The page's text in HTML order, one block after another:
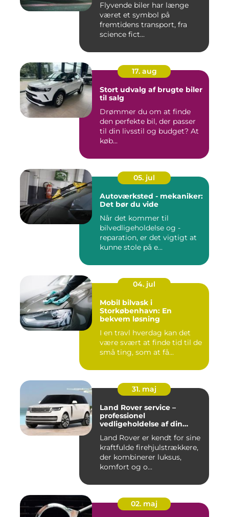
Flyvende biler har længe
været et symbol på
fremtidens transport, fra
science fict...
17. aug
Stort udvalg af brugte biler
til salg
Drømmer du om at finde
den perfekte bil, der passer
til din livsstil og budget? At
køb...
05. jul
Autoværksted - mekaniker:
Det bør du vide
Når det kommer til
bilvedligeholdelse og -
reparation, er det vigtigt at
kunne stole på e...
04. jul
Mobil bilvask i
Storkøbenhavn: En
bekvem løsning
I en travl hverdag kan det
være svært at finde tid til de
små ting, som at få...
31. maj
Land Rover service –
professionel
vedligeholdelse af din
Land Rover er kendt for sine
kraftfulde firehjulstrækkere,
der kombinerer luksus,
komfort og o...
02. maj